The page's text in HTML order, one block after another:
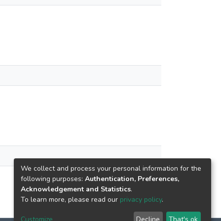
We collect and process your personal information for the
following purposes: Authentication, Preferences,
Acknowledgement and Statistics.
To learn more, please read our privacy policy.